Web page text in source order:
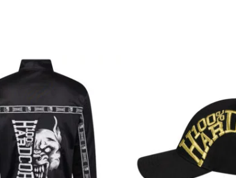
présente
plusieurs
variantes.
Les
options
peuvent